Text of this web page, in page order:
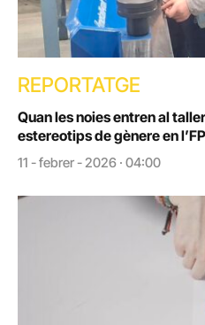
REPORTATGE
Quan les noies entren al
estereotips de gènere en l’FP
11 - febrer - 2026 · 04:00